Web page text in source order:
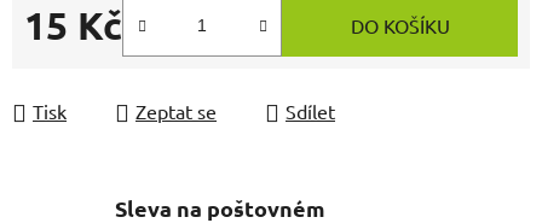
15 Kč
Měrná cena:
DO KOŠÍKU
Tisk Zeptat se Sdílet
Sleva na poštovném